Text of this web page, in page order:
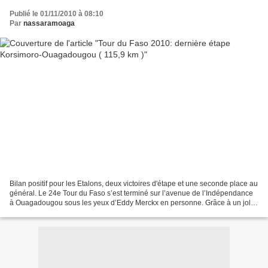
Publié le 01/11/2010 à 08:10
Par nassaramoaga
Bilan positif pour les Etalons, deux victoires d'étape et une seconde place au
général. Le 24e Tour du Faso s’est terminé sur l’avenue de l’Indépendance
à Ouagadougou sous les yeux d’Eddy Merckx en personne. Grâce à un joli